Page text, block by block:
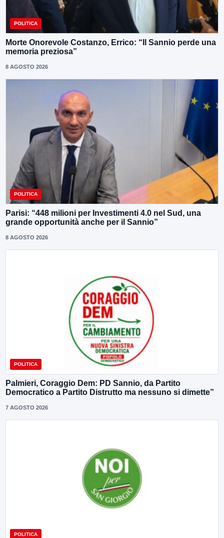
POLITICA
Morte Onorevole Costanzo, Errico: “Il Sannio perde una
memoria preziosa”
8 AGOSTO 2026
POLITICA
Parisi: “448 milioni per Investimenti 4.0 nel Sud, una
grande opportunità anche per il Sannio”
8 AGOSTO 2026
POLITICA
Palmieri, Coraggio Dem: PD Sannio, da Partito
Democratico a Partito Distrutto ma nessuno si dimette”
7 AGOSTO 2026
POLITICA